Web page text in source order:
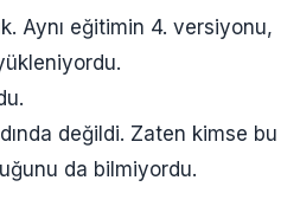
Aynı eğitimin 4. versiyonu,
değildi. Zaten kimse bu
da bilmiyordu.